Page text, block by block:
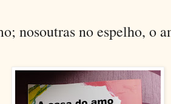
nosoutras no espelho, o